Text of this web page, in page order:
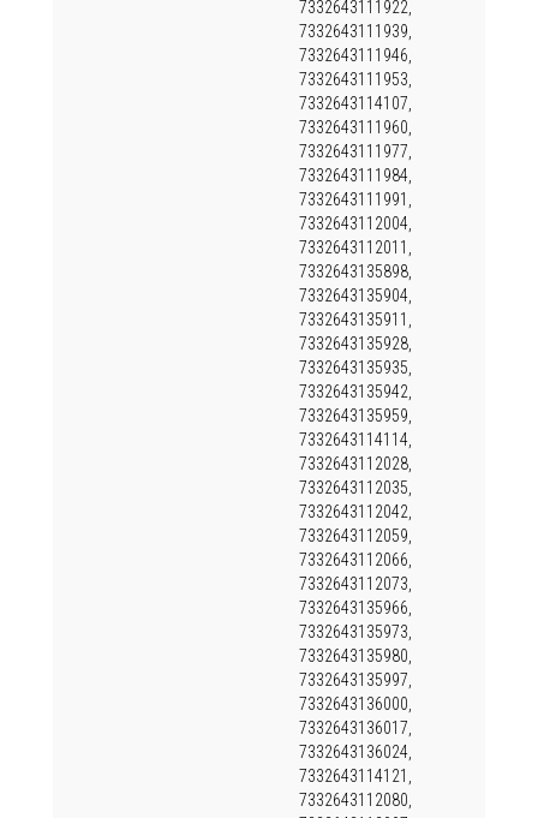
7332643111922,
7332643111939,
7332643111946,
7332643111953,
7332643114107,
7332643111960,
7332643111977,
7332643111984,
7332643111991,
7332643112004,
7332643112011,
7332643135898,
7332643135904,
7332643135911,
7332643135928,
7332643135935,
7332643135942,
7332643135959,
7332643114114,
7332643112028,
7332643112035,
7332643112042,
7332643112059,
7332643112066,
7332643112073,
7332643135966,
7332643135973,
7332643135980,
7332643135997,
7332643136000,
7332643136017,
7332643136024,
7332643114121,
7332643112080,